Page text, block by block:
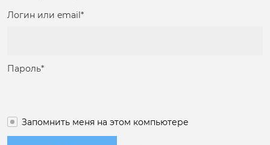
Логин или email*
Пароль*
Запомнить меня на этом компьютере